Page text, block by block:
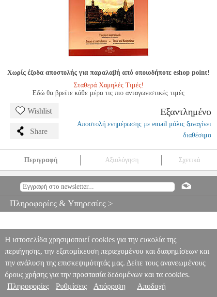
Χωρίς έξοδα αποστολής για παραλαβή από οποιοδήποτε eshop point!
Σταθερά Χαμηλές Τιμές!
Εδώ θα βρείτε κάθε μέρα τις πιο ανταγωνιστικές τιμές
Wishlist
Share
Εξαντλημένο
Αποστολή ενημέρωσης με email μόλις ξαναγίνει
διαθέσιμο
Περιγραφή Αξιολόγηση Σχετικά
BUDAPEST BUDAPEST
ΜΟΥΣΙΚΑ ΒΙΒΛΙΑ ΠΝΕΥΣΤΩΝ
0
Πληροφορίες & Υπηρεσίες >
Η ιστοσελίδα χρησιμοποιεί cookies για την ευκολία της
περιήγησης, την εξατομίκευση περιεχομένου και διαφημίσεων και
την ανάλυση της επισκεψιμότητάς μας. Δείτε τους ανανεωμένους
όρους χρήσης για την προστασία δεδομένων και τα cookies.
Πληροφορίες
Ρυθμίσεις Απόρριψη Αποδοχή